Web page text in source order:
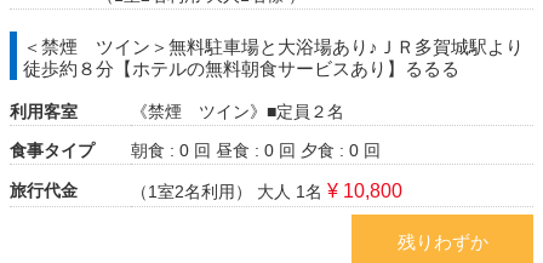
＜禁煙 ツイン＞無料駐車場と大浴場あり♪ＪＲ多賀城駅より
徒歩約８分【ホテルの無料朝食サービスあり】るるる
利用客室
《禁煙 ツイン》■定員２名
食事タイプ
朝食 : 0 回 昼食 : 0 回 夕食 : 0 回
旅行代金 （1室2名利用） 大人 1名 ¥ 10,800
残りわずか